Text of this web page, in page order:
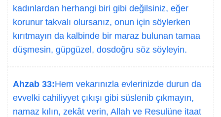
kadınlardan herhangi biri gibi değilsiniz, eğer
korunur takvalı olursanız, onun için söylerken
kırıtmayın da kalbinde bir maraz bulunan tamaa
düşmesin, güpgüzel, dosdoğru söz söyleyin.
Ahzab 33:Hem vekarınızla evlerinizde durun da
evvelki cahiliyyet çıkışı gibi süslenib çıkmayın,
namaz kılın, zekât verin, Allah ve Resulüne itaat